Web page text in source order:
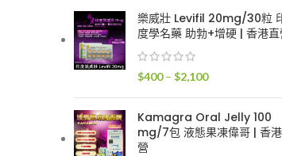
範
圍：
$1,400
樂威壯 Levifil 20mg/30粒
度學名藥 助勃+增硬 | 香港直
$400 – $2,100價
圍：
Kamagra Oral Jelly 100
mg/7包 液態果凍偉哥 | 香
營